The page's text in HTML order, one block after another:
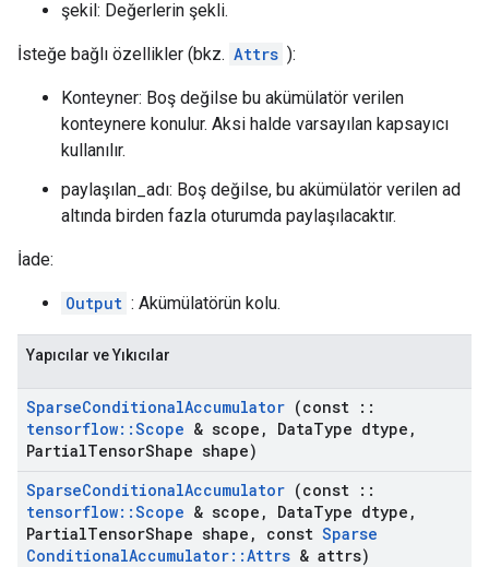
şekil: Değerlerin şekli.
İsteğe bağlı özellikler (bkz. Attrs ):
Konteyner: Boş değilse bu akümülatör verilen
konteynere konulur. Aksi halde varsayılan kapsayıcı
kullanılır.
paylaşılan_adı: Boş değilse, bu akümülatör verilen ad
altında birden fazla oturumda paylaşılacaktır.
İade:
Output : Akümülatörün kolu.
Yapıcılar ve Yıkıcılar
SparseConditionalAccumulator (const ::
tensorflow::Scope & scope , DataType dtype ,
PartialTensorShape shape)
SparseConditionalAccumulator (const ::
tensorflow::Scope & scope , DataType dtype ,
PartialTensorShape shape , const Sparse
ConditionalAccumulator::Attrs & attrs)